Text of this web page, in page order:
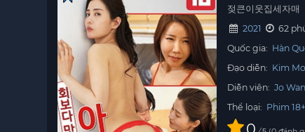
젖큰이웃집세자매
2021
62
Quốc gia: Hàn
Đạo diễn: Kim
Diễn viên: Jo
Thể loại: Phim 18+